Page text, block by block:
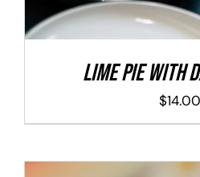
Lime Pie With
$14.00